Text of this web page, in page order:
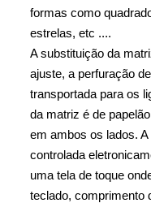
formas como
estrelas, etc ....
A substituição da
ajuste, a perfuração
transportada para os
da matriz é de
em ambos os lados.
controlada
uma tela de toque
teclado, comprimento